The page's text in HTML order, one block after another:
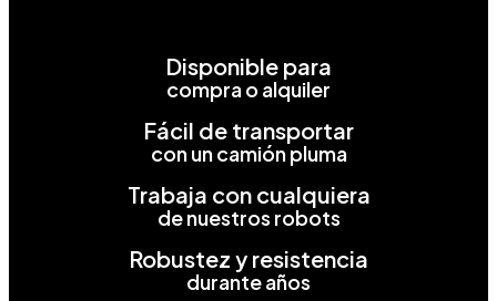
Disponible para
compra o alquiler
Fácil de transportar
con un camión pluma
Trabaja con cualquiera
de nuestros robots
Robustez y resistencia
durante años